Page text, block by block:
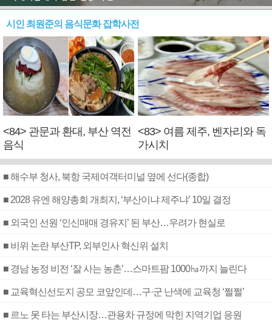
시인 최원준의 음식문화 잡학사전
<84> 관문과 환대, 부산 역전
음식
<83> 여름 제주, 벤자리와 독
가시치
■ 해수부 청사, 북항 국제여객터미널 옆에 선다(종합)
■ 2028 유엔 해양총회 개최지, ‘부산이냐 제주냐’ 10일 결정
■ 외국인 선원 ‘인신매매 경유지’ 된 부산…우려가 현실로
■ 비위 논란 부산TP, 외부인사 혁신위 설치
■ 경남 농정 비전 ‘잘 사는 농촌’…스마트팜 1000㏊까지 늘린다
■ 교육혁신선도지 공모 코앞인데…구·군 난색에 교육청 ‘쩔쩔’
■ 르노 못 타는 부산시장…관용차 규정에 막힌 지역기업 응원